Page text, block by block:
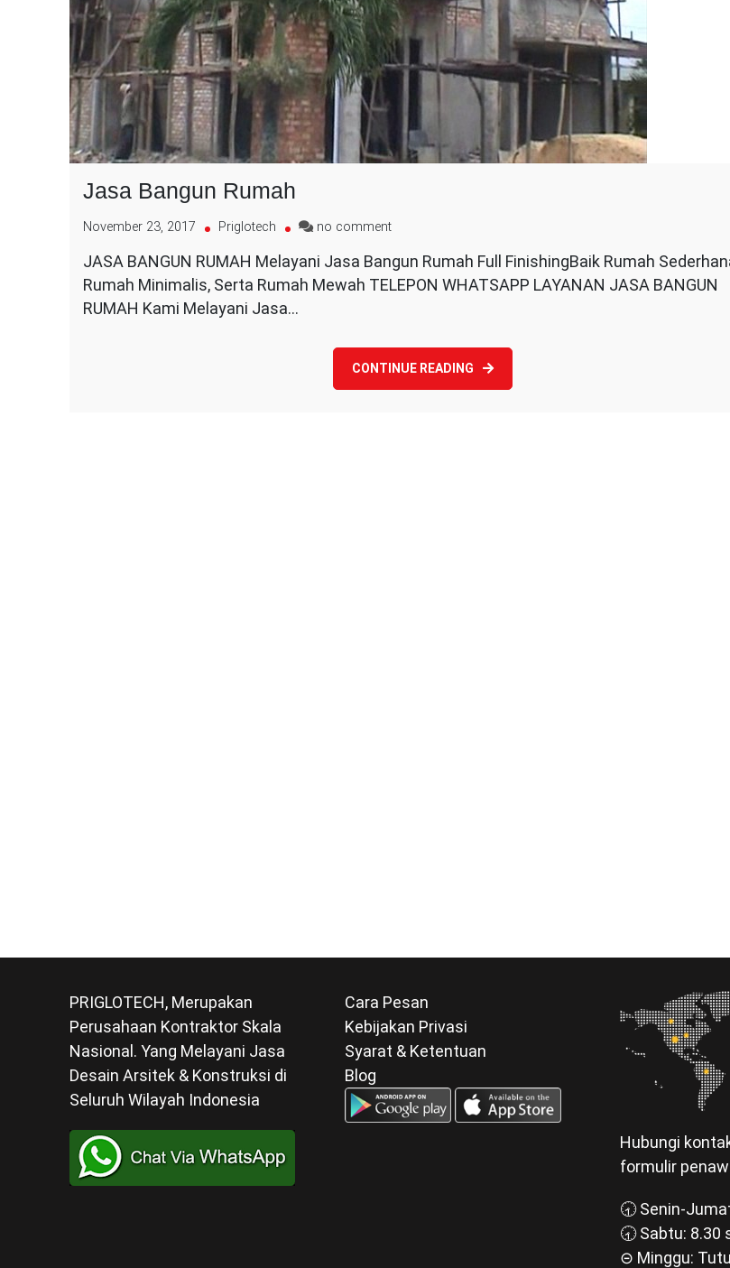
Jasa Bangun Rumah
November 23, 2017 Priglotech no commenton
Bangun
Rumah
JASA BANGUN RUMAH Melayani Jasa Bangun Rumah Full FinishingBaik Rumah
Rumah Minimalis, Serta Rumah Mewah TELEPON WHATSAPP LAYANAN JASA BANGUN
RUMAH Kami Melayani Jasa…
CONTINUE READING
PRIGLOTECH, Merupakan
Perusahaan Kontraktor Skala
Nasional. Yang Melayani Jasa
Desain Arsitek & Konstruksi di
Seluruh Wilayah Indonesia
Cara Pesan
Kebijakan Privasi
Syarat & Ketentuan
Blog
Hubungi
formulir
🕣 Senin-
🕣 Sabtu: 8.30
⊝ Minggu: